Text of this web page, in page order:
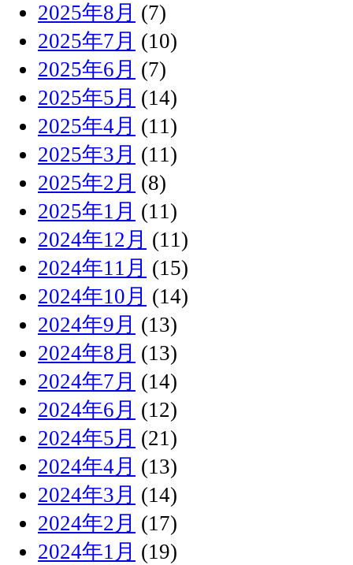
2025年8月 (7)
2025年7月 (10)
2025年6月 (7)
2025年5月 (14)
2025年4月 (11)
2025年3月 (11)
2025年2月 (8)
2025年1月 (11)
2024年12月 (11)
2024年11月 (15)
2024年10月 (14)
2024年9月 (13)
2024年8月 (13)
2024年7月 (14)
2024年6月 (12)
2024年5月 (21)
2024年4月 (13)
2024年3月 (14)
2024年2月 (17)
2024年1月 (19)